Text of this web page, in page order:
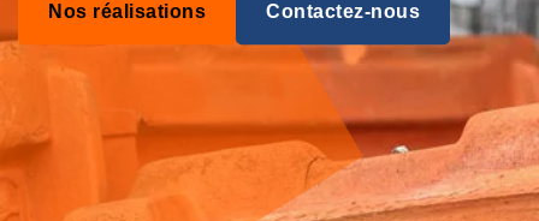
Nos réalisations Contactez-nous